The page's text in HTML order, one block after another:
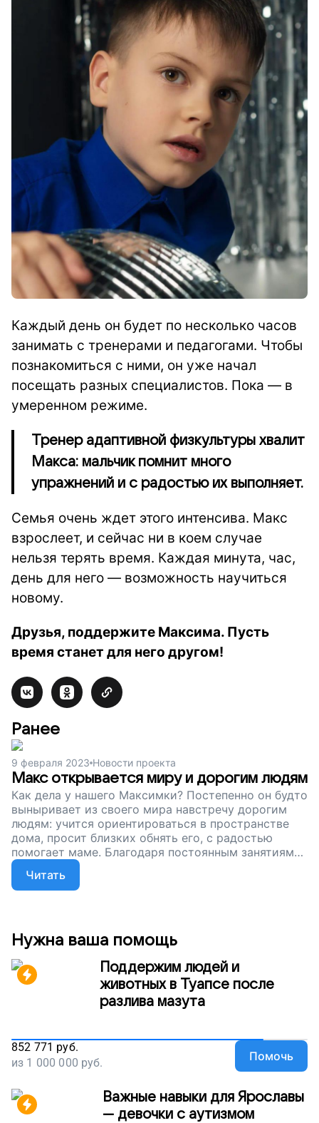
Каждый день он будет по несколько часов
занимать с тренерами и педагогами. Чтобы
познакомиться с ними, он уже начал
посещать разных специалистов. Пока — в
умеренном режиме.
Тренер адаптивной физкультуры хвалит
Макса: мальчик помнит много
упражнений и с радостью их выполняет.
Семья очень ждет этого интенсива. Макс
взрослеет, и сейчас ни в коем случае
нельзя терять время. Каждая минута, час,
день для него — возможность научиться
новому.
Друзья, поддержите Максима. Пусть
время станет для него другом!
Ранее
9 февраля 2023 Новости проекта
Макс открывается миру и дорогим людям
Как дела у нашего Максимки? Постепенно он будто
выныривает из своего мира навстречу дорогим
людям: учится ориентироваться в пространстве
дома, просит близких обнять его, с радостью
помогает маме. Благодаря постоянным занятиям
он стал смелее, спокойнее и увереннее в себе.
Друзья, давайте поможем этому
целеустремленному парню! Пусть Макс узнает
Читать
Нужна ваша помощь
Поддержим людей и
животных в Туапсе после
разлива мазута
852 771 руб.
из 1 000 000 руб. Помочь
Важные навыки для Ярославы
— девочки с аутизмом